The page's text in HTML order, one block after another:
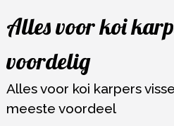
naar
inhoud
Alles voor koi
voordelig
Alles voor koi karpers
meeste voordeel